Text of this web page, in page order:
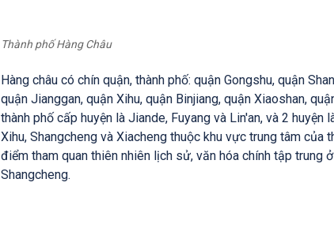
Thành phố Hàng Châu
Hàng châu có chín quận, thành phố: quận Gongshu, quận
quận Jianggan, quận Xihu, quận Binjiang, quận Xiaoshan,
thành phố cấp huyện là Jiande, Fuyang và Lin'an, và 2 huyện
Xihu, Shangcheng và Xiacheng thuộc khu vực trung tâm của
điểm tham quan thiên nhiên lịch sử, văn hóa chính tập trung
Shangcheng.